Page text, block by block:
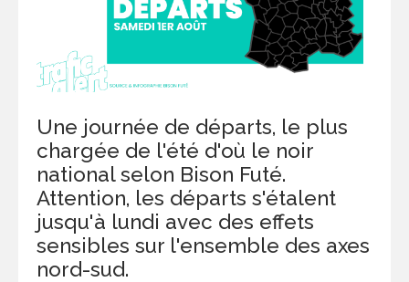
Une journée de départs, le plus
chargée de l'été d'où le noir
national selon Bison Futé.
Attention, les départs s'étalent
jusqu'à lundi avec des effets
sensibles sur l'ensemble des axes
nord-sud.